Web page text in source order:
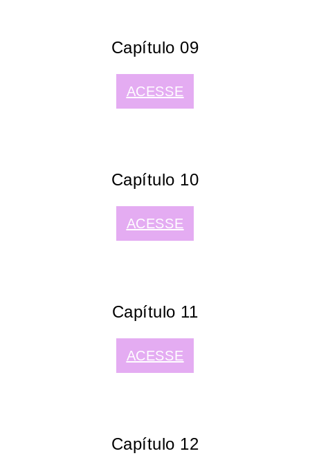
Capítulo 09
ACESSE
Capítulo 10
ACESSE
Capítulo 11
ACESSE
Capítulo 12